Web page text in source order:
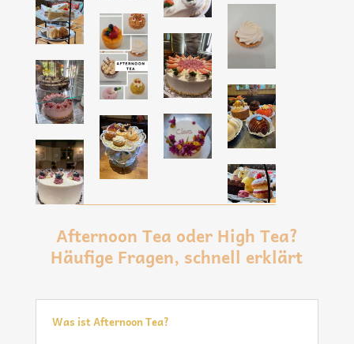
Afternoon Tea oder High Tea?
Häufige Fragen, schnell erklärt
Was ist Afternoon Tea?